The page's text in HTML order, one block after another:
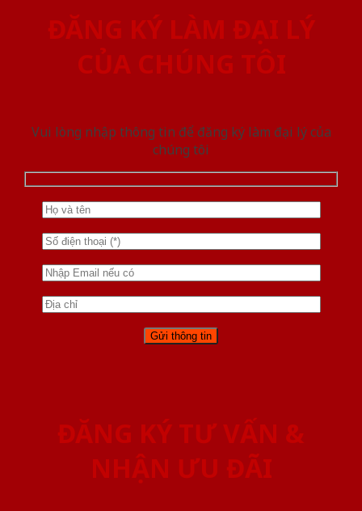
ĐĂNG KÝ LÀM ĐẠI LÝ
CỦA CHÚNG TÔI
Vui lòng nhập thông tin để đăng ký làm đại lý của
chúng tôi
ĐĂNG KÝ TƯ VẤN &
NHẬN ƯU ĐÃI